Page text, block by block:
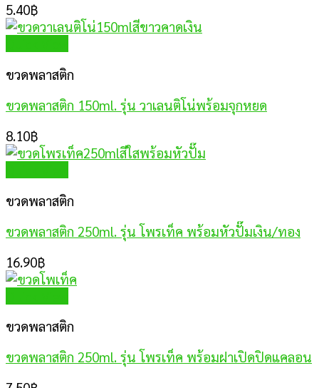
5.40฿
ขวดพลาสติก
ขวดพลาสติก 150ml. รุ่น วาเลนติโน่พร้อมจุกหยด
8.10฿
ขวดพลาสติก
ขวดพลาสติก 250ml. รุ่น โพรเท็ค พร้อมหัวปั๊มเงิน/ทอง
16.90฿
ขวดพลาสติก
ขวดพลาสติก 250ml. รุ่น โพรเท็ค พร้อมฝาเปิดปิดแคลอน